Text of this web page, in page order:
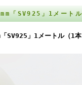
「SV925」1メート
SV925」1メートル（1本